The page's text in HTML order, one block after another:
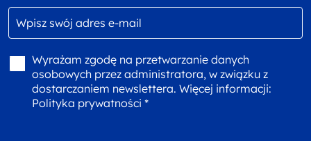
Wyrażam zgodę na przetwarzanie danych
osobowych przez administratora, w związku z
dostarczaniem newslettera. Więcej informacji:
Polityka prywatności *